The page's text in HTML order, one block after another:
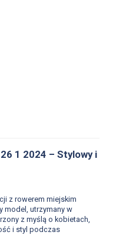
1 2024 – Stylowy i
z rowerem miejskim
model, utrzymany w
z myślą o kobietach,
i styl podczas